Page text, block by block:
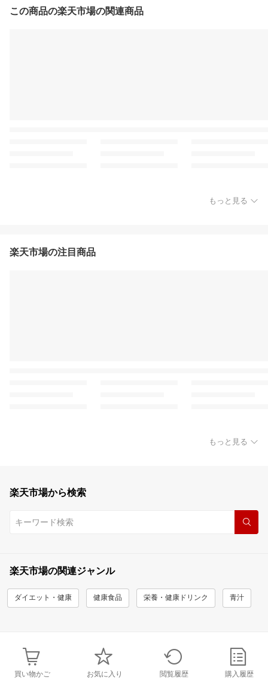
この商品の楽天市場の関連商品
もっと見る
楽天市場の注目商品
もっと見る
楽天市場から検索
楽天市場の関連ジャンル
ダイエット・健康 健康食品 栄養・健康ドリンク 青汁
買い物かご お気に入り 閲覧履歴 購入履歴